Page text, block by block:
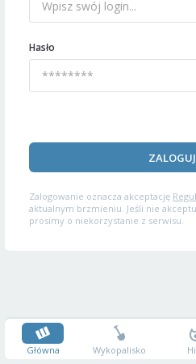
Hasło
Zalogowanie oznacza akceptację
aktualnym brzmieniu. Jeśli nie
prosimy o niekorzystanie z serwisu.
Główna Wykopalisko